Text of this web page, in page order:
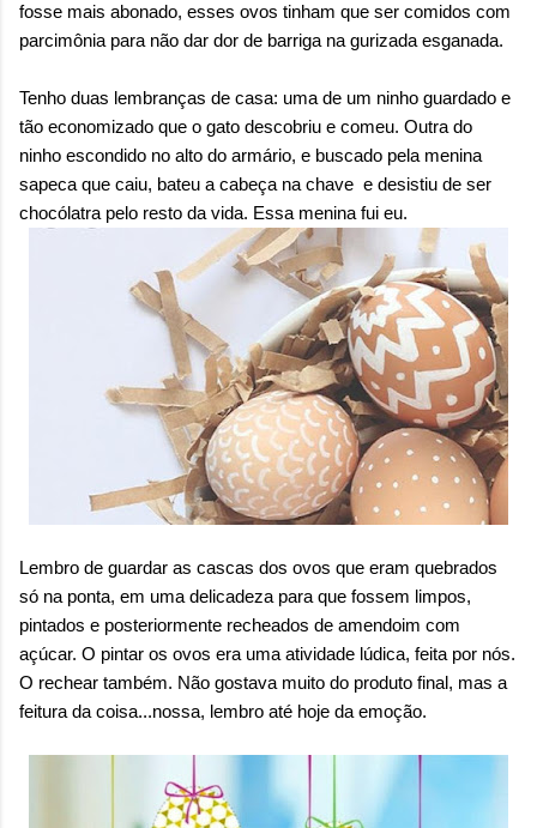
fosse mais abonado, esses ovos tinham que ser comidos com
parcimônia para não dar dor de barriga na gurizada esganada.
Tenho duas lembranças de casa: uma de um ninho guardado e
tão economizado que o gato descobriu e comeu. Outra do
ninho escondido no alto do armário, e buscado pela menina
sapeca que caiu, bateu a cabeça na chave e desistiu de ser
chocólatra pelo resto da vida. Essa menina fui eu.
Lembro de guardar as cascas dos ovos que eram quebrados
só na ponta, em uma delicadeza para que fossem limpos,
pintados e posteriormente recheados de amendoim com
açúcar. O pintar os ovos era uma atividade lúdica, feita por nós.
O rechear também. Não gostava muito do produto final, mas a
feitura da coisa...nossa, lembro até hoje da emoção.